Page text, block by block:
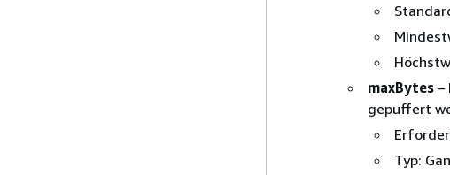
maxBytes –
gepuffert
Typ: